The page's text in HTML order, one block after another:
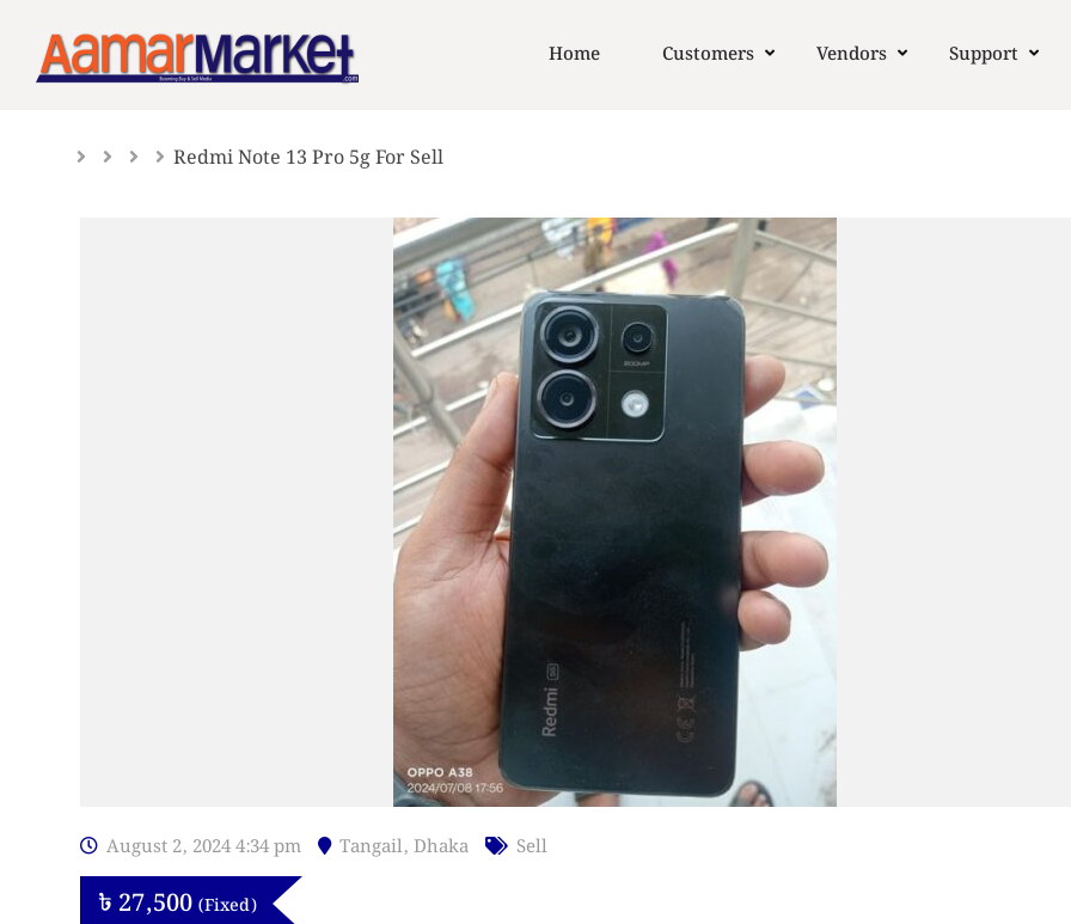
content
Home Customers Vendors Support
Redmi Note 13 Pro 5g For Sell
August 2, 2024 4:34 pm Tangail, Dhaka Sell
৳ 27,500 (Fixed)